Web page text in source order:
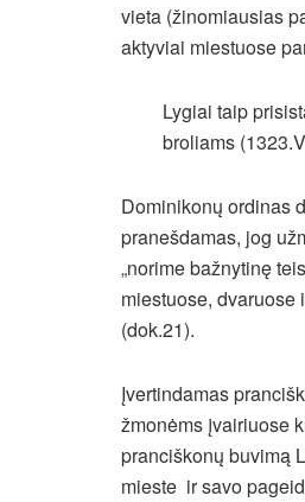
vieta (žinomiausias
aktyviai miestuose
Lygiai taip
broliams
Dominikonų ordinas
pranešdamas, jog
„norime bažnytinę
miestuose, dvaruose
(dok.21).
Įvertindamas
žmonėms įvairiuose
pranciškonų buvimą
mieste ir savo